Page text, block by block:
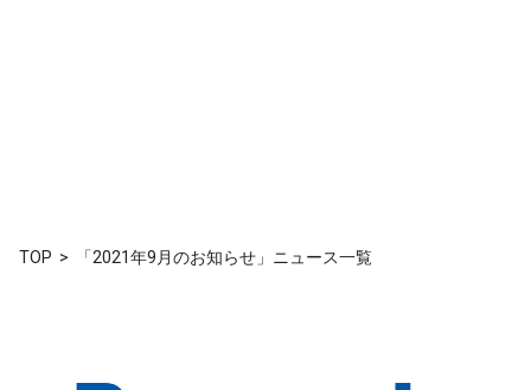
TOP 「2021年9月のお知らせ」ニュース一覧